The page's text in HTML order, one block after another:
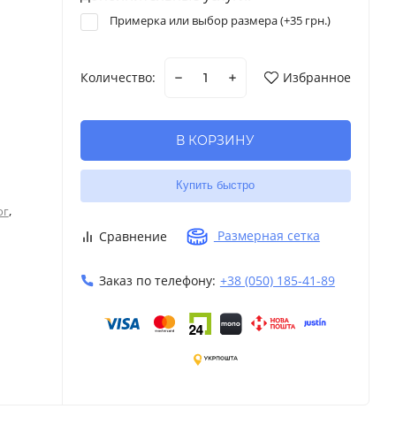
,
Примерка или выбор размера (+35 грн.)
Количество: Избранное
В КОРЗИНУ
Купить быстро
Сравнение Размерная сетка
Заказ по телефону: +38 (050) 185-41-89